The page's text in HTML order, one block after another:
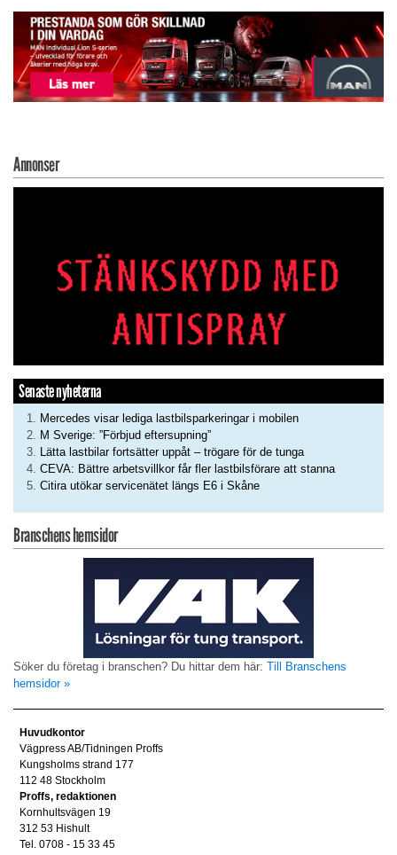
Annonser
Senaste nyheterna
Mercedes visar lediga lastbilsparkeringar i mobilen
M Sverige: ”Förbjud eftersupning”
Lätta lastbilar fortsätter uppåt – trögare för de tunga
CEVA: Bättre arbetsvillkor får fler lastbilsförare att stanna
Citira utökar servicenätet längs E6 i Skåne
Branschens hemsidor
Söker du företag i branschen? Du hittar dem här: Till Branschens
hemsidor »
Huvudkontor
Vägpress AB/Tidningen Proffs
Kungsholms strand 177
112 48 Stockholm
Proffs, redaktionen
Kornhultsvägen 19
312 53 Hishult
Tel. 0708 - 15 33 45